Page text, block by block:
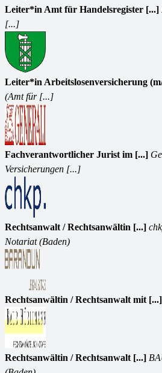
Leiter*in Amt für Handelsregister [...]
[...]
Leiter*in Arbeitslosenversicherung
(Amt für [...]
Fachverantwortlicher Jurist im [...]
Versicherungen [...]
Rechtsanwalt / Rechtsanwältin [...]
Notariat (Baden)
Rechtsanwältin / Rechtsanwalt mit [...]
Rechtsanwältin / Rechtsanwalt [...]